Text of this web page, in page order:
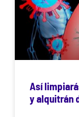
Así
y alquitrán